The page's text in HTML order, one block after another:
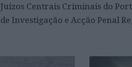
Juízos Centrais Criminais do
de Investigação e Acção Penal